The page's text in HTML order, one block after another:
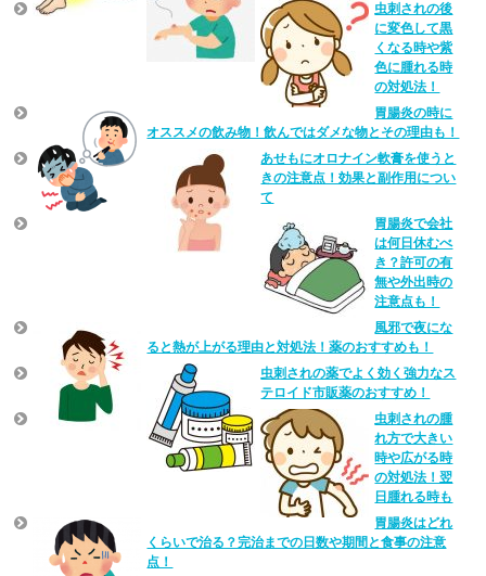
虫刺されの後
に変色して黒
くなる時や紫
色に腫れる時
の対処法！
胃腸炎の時に
オススメの飲み物！飲んではダメな物とその理由も！
あせもにオロナイン軟膏を使うと
きの注意点！効果と副作用につい
て
胃腸炎で会社
は何日休むべ
き？許可の有
無や外出時の
注意点も！
風邪で夜にな
ると熱が上がる理由と対処法！薬のおすすめも！
虫刺されの薬でよく効く強力なス
テロイド市販薬のおすすめ！
虫刺されの腫
れ方で大きい
時や広がる時
の対処法！翌
日腫れる時も
胃腸炎はどれ
くらいで治る？完治までの日数や期間と食事の注意
点！